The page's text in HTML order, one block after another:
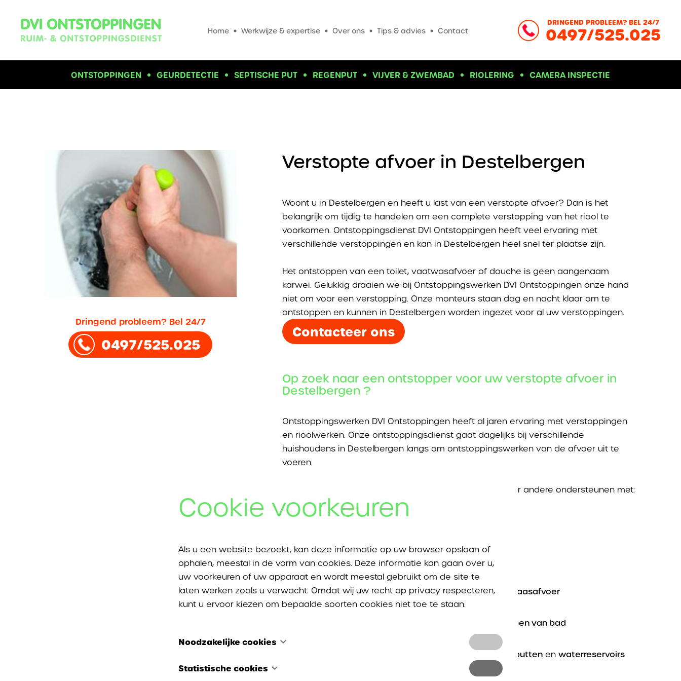
Home Werkwijze & expertise Over ons Tips & advies Contact
DRINGEND PROBLEEM? BEL 24/7
0497/525.025
ONTSTOPPINGEN GEURDETECTIE SEPTISCHE PUT REGENPUT VIJVER & ZWEMBAD RIOLERING CAMERA INSPECTIE
Dringend probleem? Bel 24/7
0497/525.025
Verstopte afvoer in Destelbergen
Woont u in Destelbergen en heeft u last van een verstopte afvoer? Dan is het
belangrijk om tijdig te handelen om een complete verstopping van het riool te
voorkomen. Ontstoppingsdienst DVI Ontstoppingen heeft veel ervaring met
verschillende verstoppingen en kan in Destelbergen heel snel ter plaatse zijn.
Het ontstoppen van een toilet, vaatwasafvoer of douche is geen aangenaam
karwei. Gelukkig draaien we bij Ontstoppingswerken DVI Ontstoppingen onze hand
niet om voor een verstopping. Onze monteurs staan dag en nacht klaar om te
ontstoppen en kunnen in Destelbergen worden ingezet voor al uw verstoppingen.
Contacteer ons
Op zoek naar een ontstopper voor uw verstopte afvoer in
Destelbergen ?
Ontstoppingswerken DVI Ontstoppingen heeft al jaren ervaring met verstoppingen
en rioolwerken. Onze ontstoppingsdienst gaat dagelijks bij verschillende
huishoudens in Destelbergen langs om ontstoppingswerken van de afvoer uit te
voeren.
De ontstoppingsdienst van DVI Ontstoppingen kan onder andere ondersteunen met:
ontstoppen vangootsteenofpompbak
ontstoppen vanafwasbak, keukenen vatwaasafvoer
aflopen van bad
septische putten en waterreservoirs
Cookie voorkeuren
Als u een website bezoekt, kan deze informatie op uw browser opslaan of
ophalen, meestal in de vorm van cookies. Deze informatie kan gaan over u,
uw voorkeuren of uw apparaat en wordt meestal gebruikt om de site te
laten werken zoals u verwacht. Omdat wij uw recht op privacy respecteren,
kunt u ervoor kiezen om bepaalde soorten cookies niet toe te staan.
Noodzakelijke cookies
Deze cookies zijn noodzakelijk om de website te laten functioneren en
Statistische cookies